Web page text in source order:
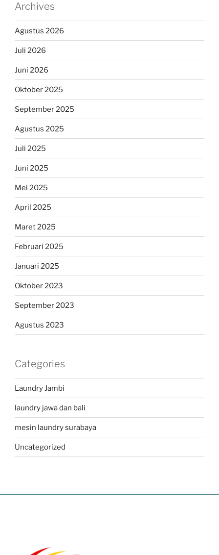
Archives
Agustus 2026
Juli 2026
Juni 2026
Oktober 2025
September 2025
Agustus 2025
Juli 2025
Juni 2025
Mei 2025
April 2025
Maret 2025
Februari 2025
Januari 2025
Oktober 2023
September 2023
Agustus 2023
Categories
Laundry Jambi
laundry jawa dan bali
mesin laundry surabaya
Uncategorized